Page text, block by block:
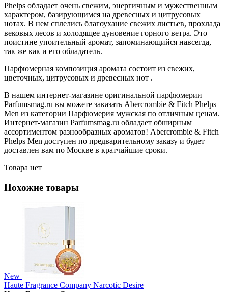
Phelps обладает очень свежим, энергичным и мужественным
характером, базирующимся на древесных и цитрусовых
нотах. В нем сплелись благоухание свежих листьев, прохлада
вековых лесов и холодящее дуновение горного ветра. Это
поистине упоительный аромат, запоминающийся навсегда,
так же как и его обладатель.
Парфюмерная композиция аромата состоит из свежих,
цветочных, цитрусовых и древесных нот .
В нашем интернет-магазине оригинальной парфюмерии
Parfumsmag.ru вы можете заказать Abercrombie & Fitch Phelps
Men из категории Парфюмерия мужская по отличным ценам.
Интернет-магазин Parfumsmag.ru обладает обширным
ассортиментом разнообразных ароматов! Abercrombie & Fitch
Phelps Men доступен по предварительному заказу и будет
доставлен вам по Москве в кратчайшие сроки.
Товара нет
Похожие товары
New
Haute Fragrance Company Narcotic Desire